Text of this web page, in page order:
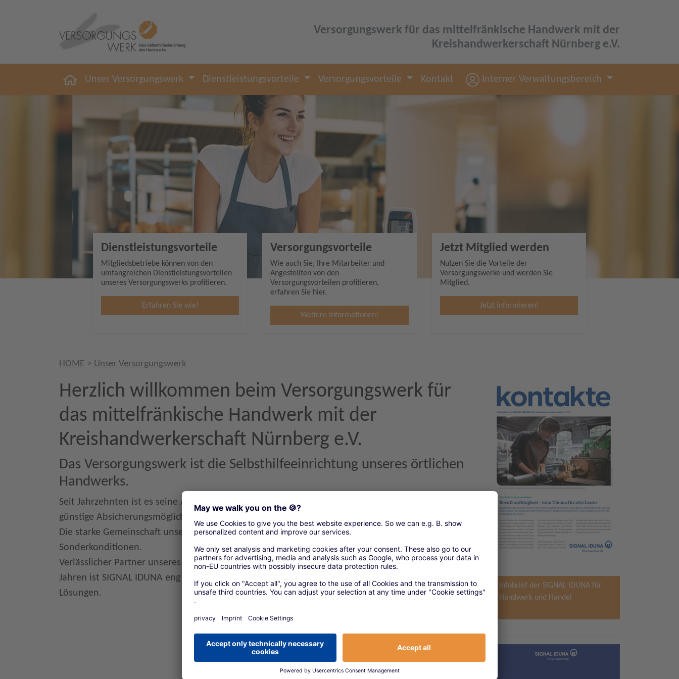
Versorgungswerk für das mittelfränkische Handwerk mit der
Kreishandwerkerschaft Nürnberg e.V.
Unser Versorgungswerk Dienstleistungsvorteile Versorgungsvorteile Kontakt Interner Verwaltungsbereich
Dienstleistungsvorteile
Mitgliedsbetriebe können von den
umfangreichen Dienstleistungsvorteilen
unseres Versorgungswerks profitieren.
Erfahren Sie wie!
Versorgungsvorteile
Wie auch Sie, Ihre Mitarbeiter und
Angestellten von den
Versorgungsvorteilen profitieren,
erfahren Sie hier.
Weitere Informationen!
Jetzt Mitglied werden
Nutzen Sie die Vorteile der
Versorgungswerke und werden Sie
Mitglied.
Jetzt informieren!
HOME Unser Versorgungswerk
Herzlich willkommen beim Versorgungswerk für
das mittelfränkische Handwerk mit der
Kreishandwerkerschaft Nürnberg e.V.
Das Versorgungswerk ist die Selbsthilfeeinrichtung unseres örtlichen
Handwerks.
Seit Jahrzehnten ist es seine Aufgabe, für Arbeitgeber und Arbeitnehmer der Mitgliedsbetriebe
günstige Absicherungsmöglichkeiten zu schaffen.
Die starke Gemeinschaft unseres Versorgungswerkes bietet Ihnen Sicherheit zu
Sonderkonditionen.
Verlässlicher Partner unseres Versorgungswerkes ist die SIGNAL IDUNA Gruppe. Seit über 100
Jahren ist SIGNAL IDUNA eng mit dem Handwerk verbunden und liefert maßgeschneiderte
Lösungen.
Infobrief der SIGNAL IDUNA für
Handwerk und Handel